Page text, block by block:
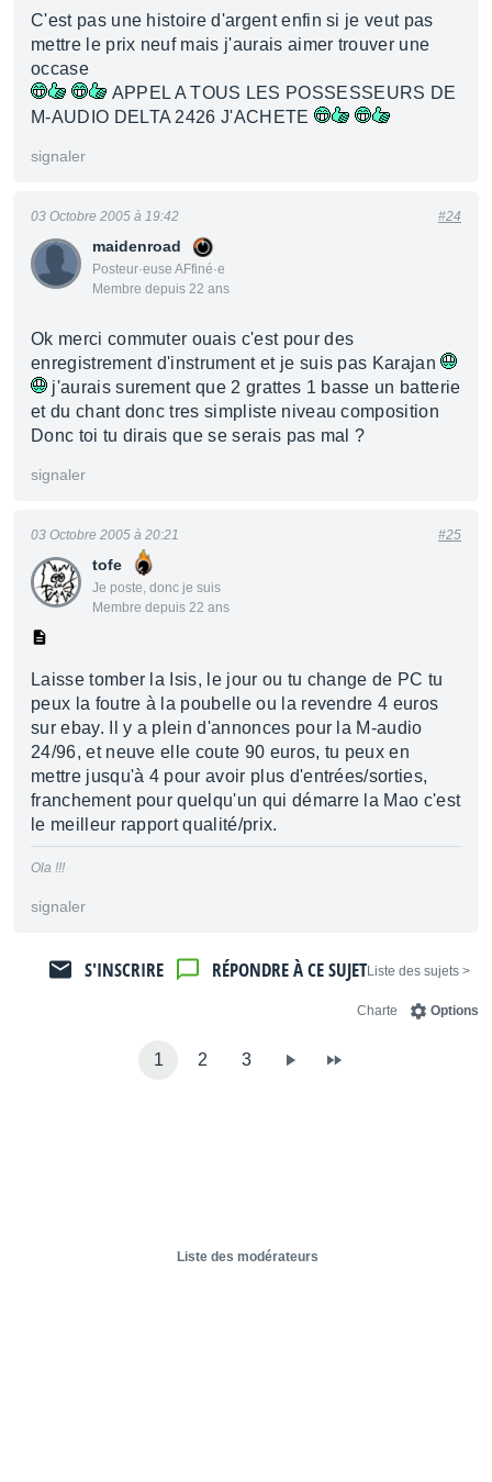
C'est pas une histoire d'argent enfin si je veut pas
mettre le prix neuf mais j'aurais aimer trouver une
occase
APPEL A TOUS LES POSSESSEURS DE
M-AUDIO DELTA 2426 J'ACHETE
signaler
maidenroad
Posteur·euse AFfiné·e
Membre depuis 22 ans
03 Octobre 2005 à 19:42 #24
Ok merci commuter ouais c'est pour des
enregistrement d'instrument et je suis pas Karajan
j'aurais surement que 2 grattes 1 basse un batterie
et du chant donc tres simpliste niveau composition
Donc toi tu dirais que se serais pas mal ?
signaler
tofe
Je poste, donc je suis
Membre depuis 22 ans
03 Octobre 2005 à 20:21 #25
Laisse tomber la Isis, le jour ou tu change de PC tu
peux la foutre à la poubelle ou la revendre 4 euros
sur ebay. Il y a plein d'annonces pour la M-audio
24/96, et neuve elle coute 90 euros, tu peux en
mettre jusqu'à 4 pour avoir plus d'entrées/sorties,
franchement pour quelqu'un qui démarre la Mao c'est
le meilleur rapport qualité/prix.
Ola !!!
signaler
< Liste des sujets
RÉPONDRE À CE SUJET
S'INSCRIRE
Options
Charte
1 2 3
Liste des modérateurs